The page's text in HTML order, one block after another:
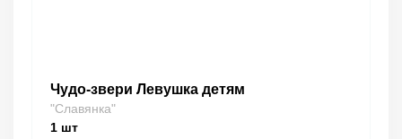
Чудо-звери Левушка детям
"Славянка"
1 шт